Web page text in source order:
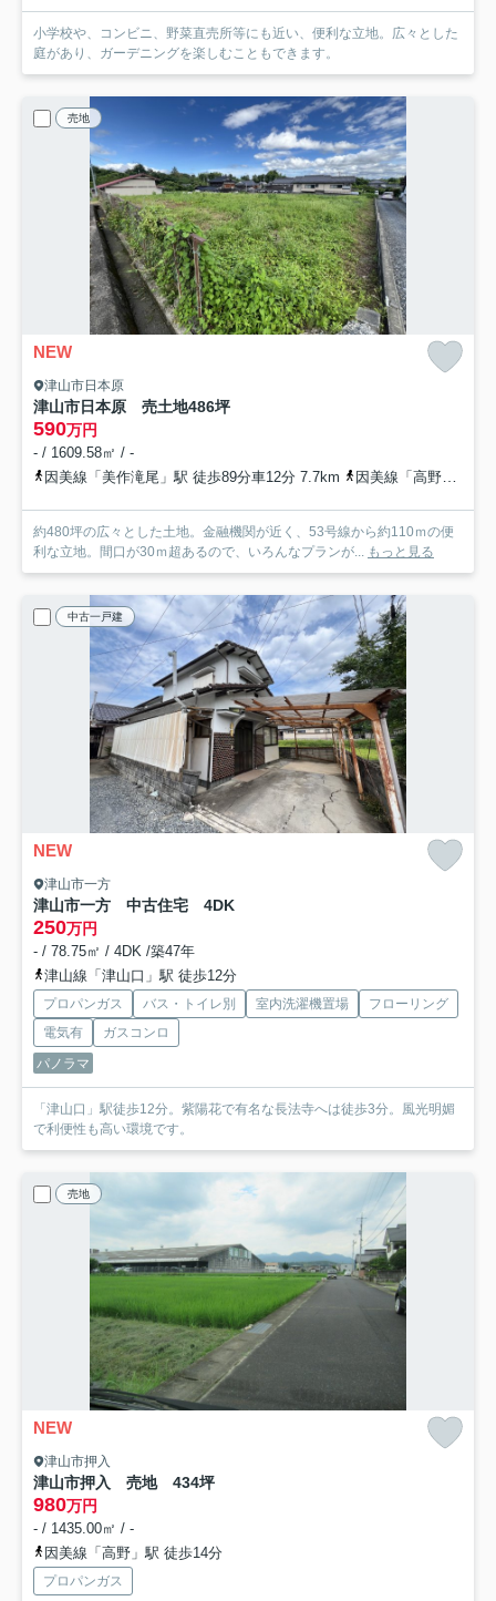
小学校や、コンビニ、野菜直売所等にも近い、便利な立地。広々とした
庭があり、ガーデニングを楽しむこともできます。
売地
NEW
津山市日本原
津山市日本原 売土地486坪
590万円
- / 1609.58㎡ / -
因美線「美作滝尾」駅 徒歩89分車12分 7.7km
因美線「高野」駅 バス12分 中鉄バス/中鉄北部バス「日本原東」 停歩2分車12分 7.7km
約480坪の広々とした土地。金融機関が近く、53号線から約110ｍの便
利な立地。間口が30ｍ超あるので、いろんなプランが... もっと見る
中古一戸建
NEW
津山市一方
津山市一方 中古住宅 4DK
250万円
- / 78.75㎡ / 4DK /築47年
津山線「津山口」駅 徒歩12分
プロパンガス バス・トイレ別 室内洗濯機置場
フローリング
電気有
ガスコンロ
パノラマ
「津山口」駅徒歩12分。紫陽花で有名な長法寺へは徒歩3分。風光明媚
で利便性も高い環境です。
売地
NEW
津山市押入
津山市押入 売地 434坪
980万円
- / 1435.00㎡ / -
因美線「高野」駅 徒歩14分
プロパンガス